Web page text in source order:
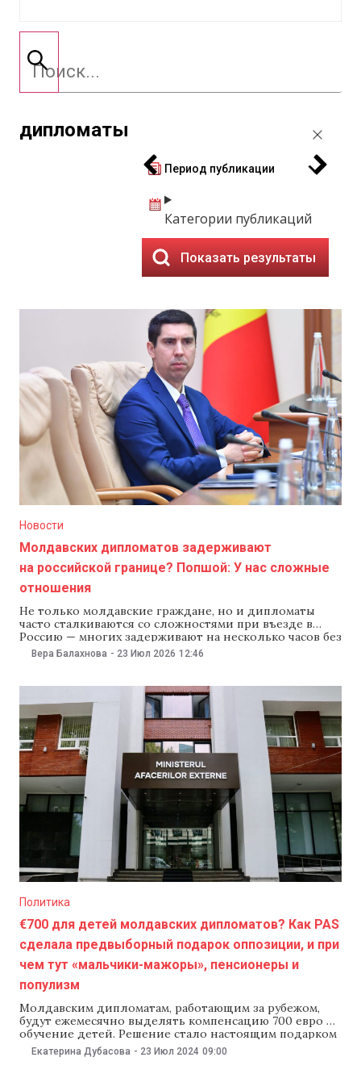
дипломаты
Период публикации
Категории публикаций
Показать результаты
Новости
Молдавских дипломатов задерживают
на российской границе? Попшой: У нас сложные
отношения
Не только молдавские граждане, но и дипломаты
часто сталкиваются со сложностями при въезде в
Россию — многих задерживают на несколько часов без
внятных причин. Это заявил 22 июля в эфире
передачи Punctul pe Azi на TVR Moldova министр
что отношения между Молдовой и Россией
Вера Балахнова - 23 Июл 2026 12:46
Политика
€700 для детей молдавских дипломатов? Как PAS
сделала предвыборный подарок оппозиции, и при
чем тут «мальчики-мажоры», пенсионеры и
популизм
Молдавским дипломатам, работающим за рубежом,
будут ежемесячно выделять компенсацию 700 евро на
обучение детей. Решение стало настоящим подарком
для оппозиции. Там детей дипломатов уже назвали
«паразитарным классом» и «мальчиками-мажорами»,
Екатерина Дубасова - 23 Июл 2024 09:00